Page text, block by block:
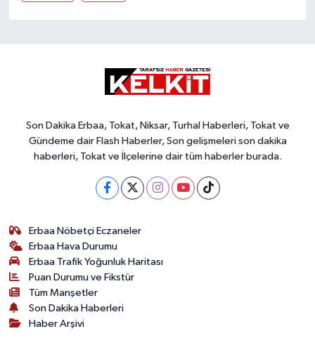
Son Dakika Erbaa, Tokat, Niksar, Turhal Haberleri, Tokat ve
Gündeme dair Flash Haberler, Son gelişmeleri son dakika
haberleri, Tokat ve İlçelerine dair tüm haberler burada.
Erbaa Nöbetçi Eczaneler
Erbaa Hava Durumu
Erbaa Trafik Yoğunluk Haritası
Puan Durumu ve Fikstür
Tüm Manşetler
Son Dakika Haberleri
Haber Arşivi